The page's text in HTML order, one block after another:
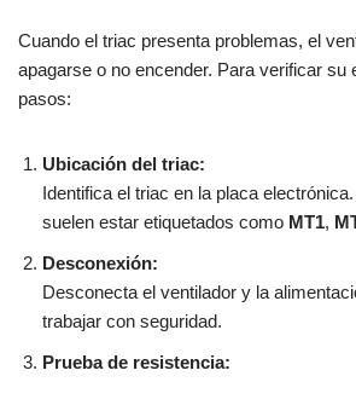
Cuando el triac presenta problemas, el
apagarse o no encender. Para verificar su
pasos:
Ubicación del triac:
Identifica el triac en la placa
suelen estar etiquetados como MT1,
Desconexión:
Desconecta el ventilador y la
trabajar con seguridad.
Prueba de resistencia: